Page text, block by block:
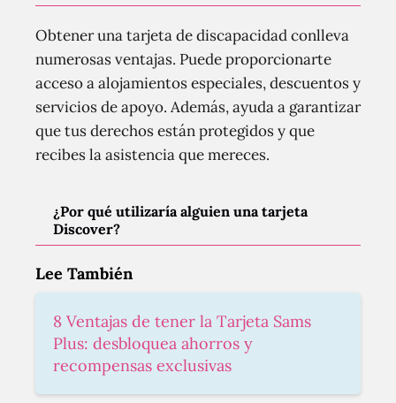
Obtener una tarjeta de discapacidad conlleva
numerosas ventajas. Puede proporcionarte
acceso a alojamientos especiales, descuentos y
servicios de apoyo. Además, ayuda a garantizar
que tus derechos están protegidos y que
recibes la asistencia que mereces.
¿Por qué utilizaría alguien una tarjeta
Discover?
Lee También
8 Ventajas de tener la Tarjeta Sams
Plus: desbloquea ahorros y
recompensas exclusivas